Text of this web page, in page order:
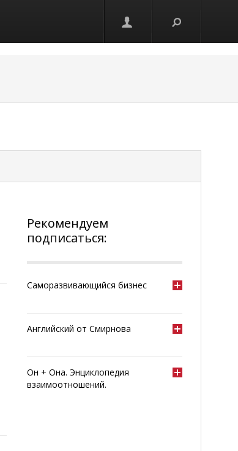
Рекомендуем
подписаться:
Саморазвивающийся бизнес
Английский от Смирнова
Он + Она. Энциклопедия
взаимоотношений.